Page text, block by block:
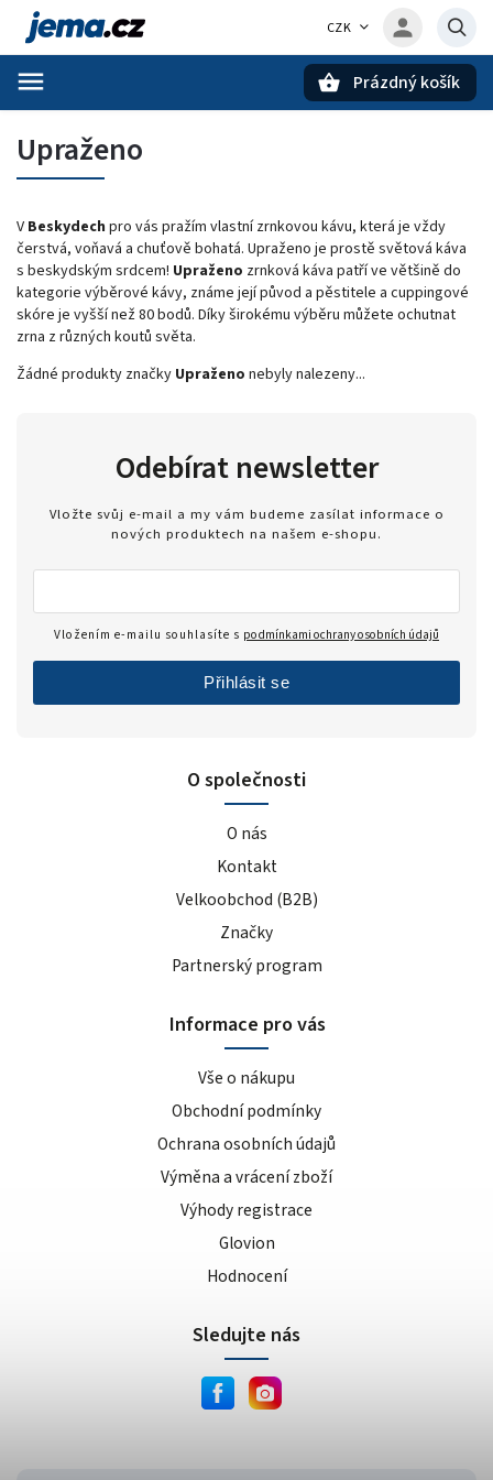
CZK
Prázdný košík
Upraženo
V Beskydech pro vás pražím vlastní zrnkovou kávu, která je vždy
čerstvá, voňavá a chuťově bohatá. Upraženo je prostě světová káva
s beskydským srdcem! Upraženo zrnková káva patří ve většině do
kategorie výběrové kávy, známe její původ a pěstitele a cuppingové
skóre je vyšší než 80 bodů. Díky širokému výběru můžete ochutnat
zrna z různých koutů světa.
Žádné produkty značky Upraženo nebyly nalezeny...
O společnosti
O nás
Kontakt
Velkoobchod (B2B)
Značky
Partnerský program
Informace pro vás
Vše o nákupu
Obchodní podmínky
Ochrana osobních údajů
Výměna a vrácení zboží
Výhody registrace
Glovion
Hodnocení
Odebírat newsletter
Vložte svůj e-mail a my vám budeme zasílat informace o
nových produktech na našem e-shopu.
Vložením e-mailu souhlasíte s podmínkami ochrany osobních údajů
Přihlásit se
Sledujte nás